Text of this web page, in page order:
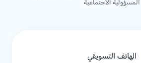
المسؤولية الاجتماعية
الهاتف التسويقي